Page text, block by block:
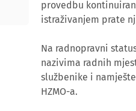
provedbu
istraživanjem prate
Na radnopravni
nazivima radnih
službenike i
HZMO-a.